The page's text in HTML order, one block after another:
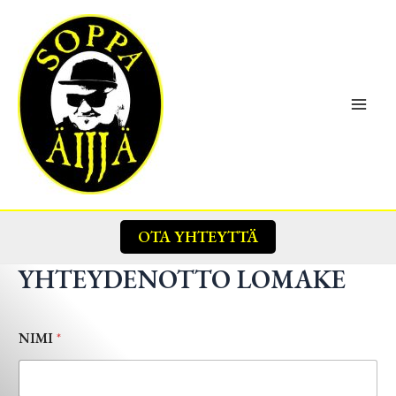
sisältöön
OTA YHTEYTTÄ
YHTEYDENOTTO LOMAKE
NIMI*